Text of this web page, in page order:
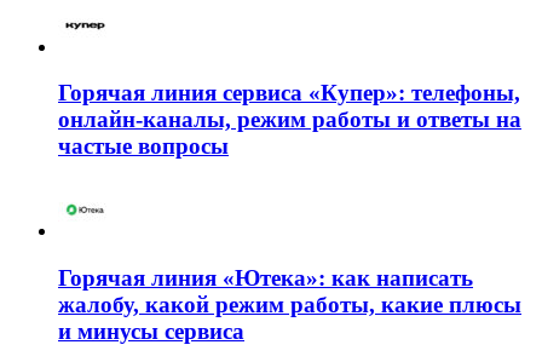
Горячая линия сервиса «Купер»: телефоны,
онлайн-каналы, режим работы и ответы на
частые вопросы
Горячая линия «Ютека»: как написать
жалобу, какой режим работы, какие плюсы
и минусы сервиса